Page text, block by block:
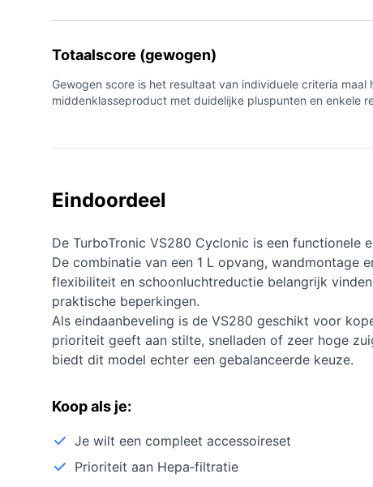
Totaalscore (gewogen)
Gewogen score is het resultaat van individuele criteria
middenklasseproduct met duidelijke pluspunten en enkele
Eindoordeel
De TurboTronic VS280 Cyclonic is een
De combinatie van een 1 L opvang, wandmontage
flexibiliteit en schoonluchtreductie belangrijk
praktische beperkingen.
Als eindaanbeveling is de VS280 geschikt voor
prioriteit geeft aan stilte, snelladen of zeer hoge
biedt dit model echter een gebalanceerde keuze.
Koop als je:
Je wilt een compleet accessoireset
Prioriteit aan Hepa‑filtratie